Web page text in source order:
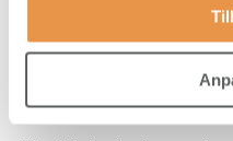
tillverknings- eller
grunden eller motsvarande
ansvar för att driva projekt
mindre skala.